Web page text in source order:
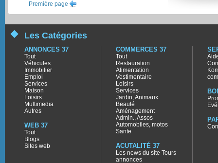
Première page
Les Catégories
ANNONCES 37
Tout
Véhicules
Immobilier
Emploi
Services
Maison
Loisirs
Multimedia
Autres
WEB 37
Tout
Blogs
Sites web
COMMERCES 37
Tout
Restauration
Alimentation
Vestimentaire
Loisirs
Services
Jardin, Animaux
Beauté
Aménagement
Admin., Assos
Automobiles, motos
Sante
ACUTALITÉ 37
Les news du site Tours
annonces